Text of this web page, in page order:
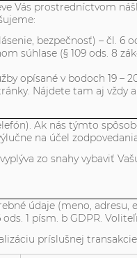
Vás prostredníctvom
bezpečnosť) – čl. 6
súhlase (§ 109 ods. 8
opísané v bodoch 19
Nájdete tam aj vždy
Ak nás týmto
na účel
zo snahy vybaviť
údaje (meno,
1 písm. b GDPR.
príslušnej